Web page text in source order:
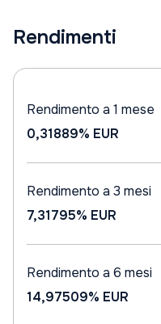
Rendimenti
Rendimento a 1 mese
0,31889% EUR
Rendimento a 3 mesi
7,31795% EUR
Rendimento a 6 mesi
14,97509% EUR